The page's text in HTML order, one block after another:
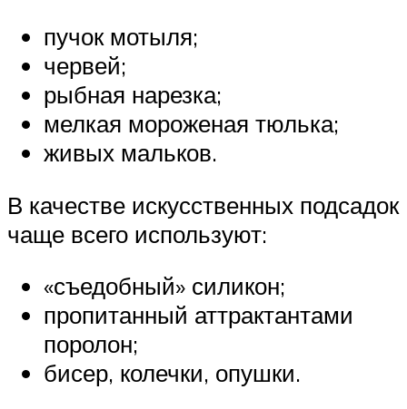
пучок мотыля;
червей;
рыбная нарезка;
мелкая мороженая тюлька;
живых мальков.
В качестве искусственных подсадок
чаще всего используют:
«съедобный» силикон;
пропитанный аттрактантами
поролон;
бисер, колечки, опушки.